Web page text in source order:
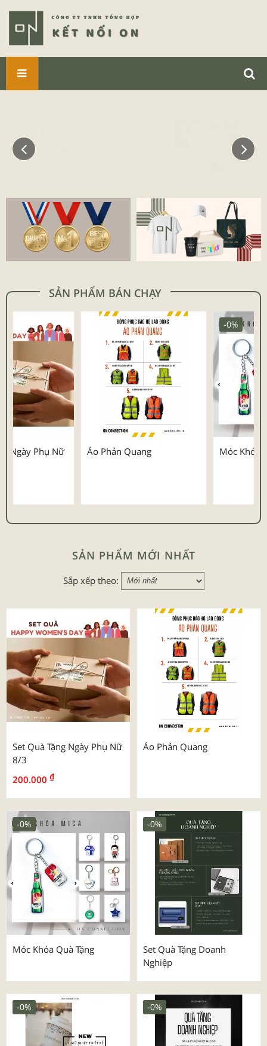
SẢN PHẨM BÁN CHẠY
Áo Phản Quang Móc Khóa Quà Tặng
-0%
SẢN PHẨM MỚI NHẤT
Sắp xếp theo:
Set Quà Tặng Ngày Phụ Nữ
8/3
200.000 ₫
Áo Phản Quang
Móc Khóa Quà Tặng
-0%
Set Quà Tặng Doanh
Nghiệp
-0%
-0% -0%